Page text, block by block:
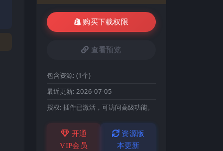
购买下载权限
查看预览
包含资源: (1个)
最近更新: 2026-07-05
授权: 插件已激活，可访问高级功能。
开通
VIP会员
资源版
本更新